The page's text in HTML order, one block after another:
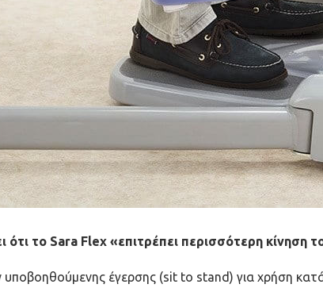
ότι το Sara Flex «επιτρέπει περισσότερη κίνηση
έγερσης (sit to stand) για χρήση